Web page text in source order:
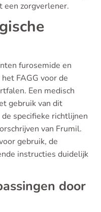
een zorgverlener.
furosemide en
FAGG voor de
Een medisch
gebruik van dit
specifieke richtlijnen
van Frumil.
gebruik, de
instructies duidelijk
door